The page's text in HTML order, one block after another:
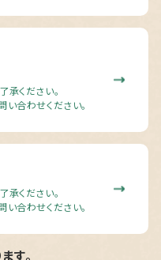
ください。
合わせください。
ください。
合わせください。
す。